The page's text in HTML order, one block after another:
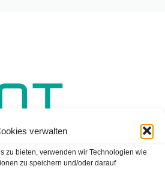
verwalten
zu bieten, verwenden wir Technologien wie
zu speichern und/oder darauf